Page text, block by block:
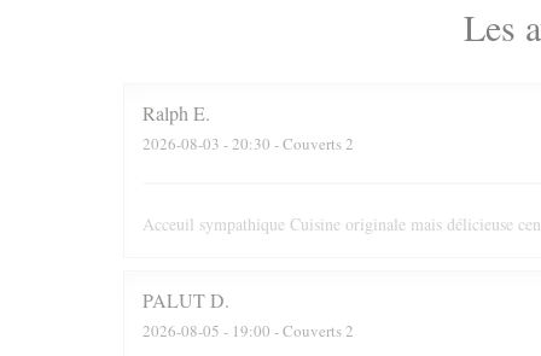
Les
Ralph E
2026-08-03 - 20:30 - Couverts 2
Acceuil sympathique Cuisine originale mais délicieuse
PALUTD
2026-08-05 - 19:00 - Couverts 2